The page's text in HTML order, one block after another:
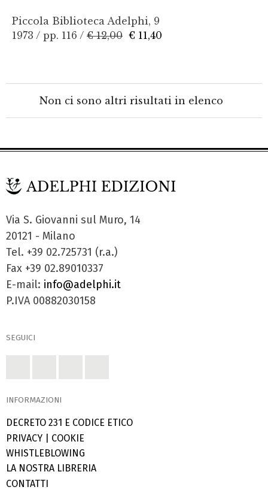
Piccola Biblioteca Adelphi, 9
1973 / pp. 116 / € 12,00 € 11,40
Non ci sono altri risultati in elenco
Via S. Giovanni sul Muro, 14
20121 - Milano
Tel. +39 02.725731 (r.a.)
Fax +39 02.89010337
E-mail: info@adelphi.it
P.IVA 00882030158
SEGUICI
INFORMAZIONI
DECRETO 231 E CODICE ETICO
PRIVACY
COOKIE
WHISTLEBLOWING
LA NOSTRA LIBRERIA
CONTATTI